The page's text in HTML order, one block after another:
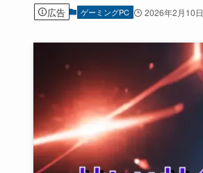
広告 ゲーミングPC 2026年2月10日